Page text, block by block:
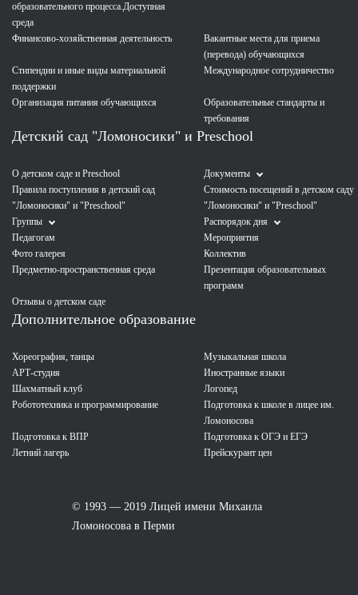
образовательного процесса.Доступная
среда
Финансово-хозяйственная деятельность
Вакантные места для приема
(перевода) обучающихся
Стипендии и иные виды материальной
поддержки
Международное сотрудничество
Организация питания обучающихся
Образовательные стандарты и
требования
Детский сад "Ломоносики" и Preschool
О детском саде и Preschool
Документы
Правила поступления в детский сад
"Ломоносики" и "Preschool"
Стоимость посещений в детском саду
"Ломоносики" и "Preschool"
Группы
Распорядок дня
Педагогам
Мероприятия
Фото галерея
Коллектив
Предметно-пространственная среда
Презентация образовательных
программ
Отзывы о детском саде
Дополнительное образование
Хореография, танцы
Музыкальная школа
АРТ-студия
Иностранные языки
Шахматный клуб
Логопед
Робототехника и программирование
Подготовка к школе в лицее им.
Ломоносова
Подготовка к ВПР
Подготовка к ОГЭ и ЕГЭ
Летний лагерь
Прейскурант цен
© 1993 — 2019 Лицей имени Михаила
Ломоносова в Перми